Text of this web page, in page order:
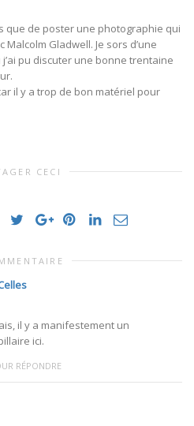
que de poster une photographie qui
Gladwell. Je sors d’une
pu discuter une bonne trentaine
il y a trop de bon matériel pour
CECI
il y a manifestement un
ici.
RÉPONDRE